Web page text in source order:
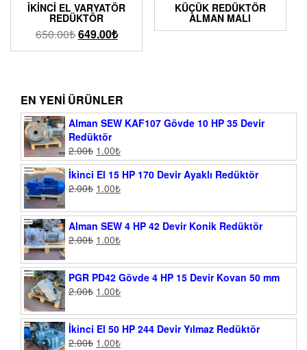
İKINCI EL VARYATÖR
REDÜKTÖR
650.00₺649.00₺
KÜÇÜK REDÜKTÖR
ALMAN MALI
EN YENI ÜRÜNLER
Alman SEW KAF107 Gövde 10 HP 35 Devir
Redüktör
2.00₺ 1.00₺
İkinci El 15 HP 170 Devir Ayaklı Redüktör
2.00₺ 1.00₺
Alman SEW 4 HP 42 Devir Konik Redüktör
2.00₺ 1.00₺
PGR PD42 Gövde 4 HP 15 Devir Kovan 50 mm
2.00₺ 1.00₺
İkinci El 50 HP 244 Devir Yılmaz Redüktör
2.00₺ 1.00₺